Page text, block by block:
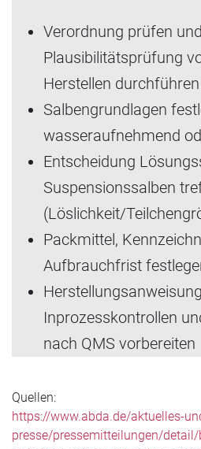
Verordnung prüfen und
Plausibilitätsprüfung
Herstellen durchführen
Salbengrundlagen
wasseraufnehmend
Entscheidung
Suspensionssalben
(Löslichkeit/
Packmittel,
Aufbrauchfrist
Inprozesskontrollen
nach QMS vorbereiten
Quellen:
https://www.abda.de/aktuelles-
presse/pressemitteilungen/